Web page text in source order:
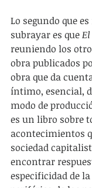
Lo segundo que
subrayar es que
reuniendo los
obra publicados
obra que da
íntimo, esencial,
modo de
es un libro sobre
acontecimientos
sociedad
encontrar
especificidad de